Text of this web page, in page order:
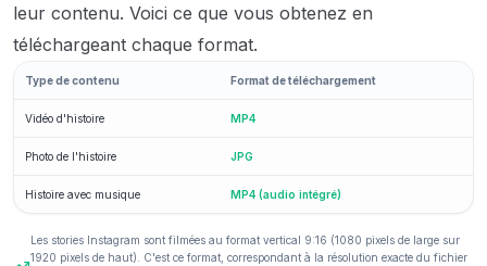
leur contenu. Voici ce que vous obtenez en
téléchargeant chaque format.
Type de contenu Format de téléchargement
Vidéo d'histoire MP4
Photo de l'histoire JPG
Histoire avec musique MP4 (audio intégré)
Les stories Instagram sont filmées au format vertical 9:16 (1080 pixels de large sur
1920 pixels de haut). C'est ce format, correspondant à la résolution exacte du fichier